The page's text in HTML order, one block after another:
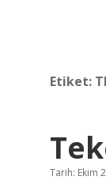
Etiket:
Tarih: Ekim